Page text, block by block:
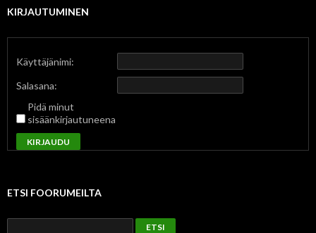
KIRJAUTUMINEN
Käyttäjänimi:
Salasana:
Pidä minut
sisäänkirjautuneena
KIRJAUDU
ETSI FOORUMEILTA